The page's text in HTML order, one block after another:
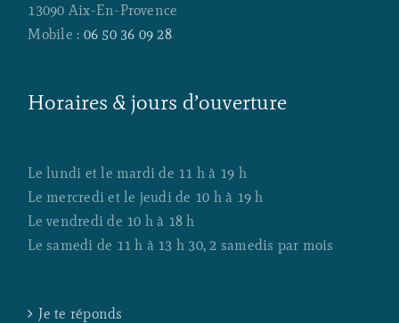
13090 Aix-En-Provence
Mobile : 06 50 36 09 28
Horaires & jours d’ouverture
Le lundi et le mardi de 11 h à 19 h
Le mercredi et le jeudi de 10 h à 19 h
Le vendredi de 10 h à 18 h
Le samedi de 11 h à 13 h 30, 2 samedis par mois
Je te réponds